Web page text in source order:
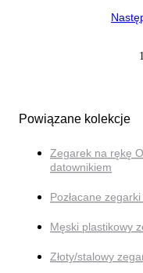
1
Powiązane kolekcje
Zegarek na rękę
datownikiem
Pozłacane
Męski plastikowy
Złoty/stalowy